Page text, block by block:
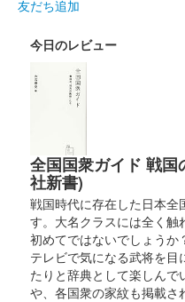
沼田城跡 御城印
販売終了
沼田城 御城印 真
沼田城址 御城印
販売終了
友だち追加
今日のレビュー
全国国衆ガイド 戦国
社新書)
戦国時代に存在した日本全
す。大名クラスには全く触
初めてではないでしょうか
テレビで気になる武将を
たりと辞典として楽しんで
や、各国衆の家紋も掲載さ